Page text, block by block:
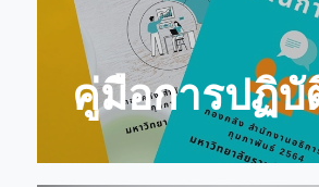
คู่มือการปฏิบั